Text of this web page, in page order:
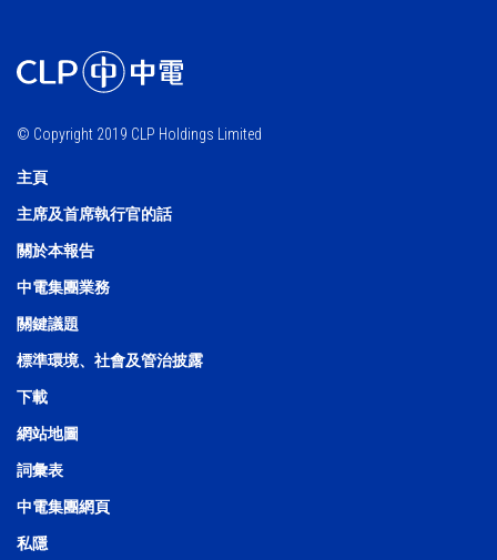
© Copyright 2019 CLP Holdings Limited
主頁
主席及首席執行官的話
關於本報告
中電集團業務
關鍵議題
標準環境、社會及管治披露
下載
網站地圖
詞彙表
中電集團網頁
私隱